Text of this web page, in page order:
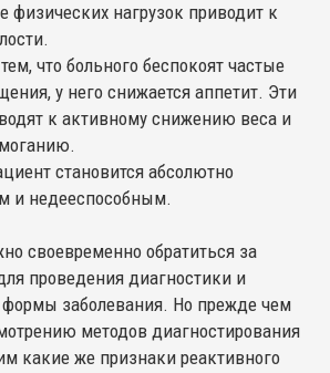
физических нагрузок приводит к
что больного беспокоят частые
у него снижается аппетит. Эти
к активному снижению веса и
становится абсолютно
и недееспособным.
своевременно обратиться за
проведения диагностики и
заболевания. Но прежде чем
методов диагностирования
какие же признаки реактивного